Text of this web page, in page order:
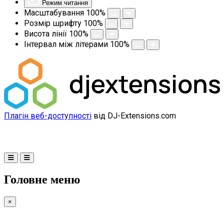
Режим читання
Масштабування 100%
Розмір шрифту 100%
Висота лінії 100%
Інтервал між літерами 100%
Плагін веб-доступності від DJ-Extensions.com
Головне меню
×